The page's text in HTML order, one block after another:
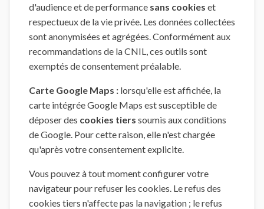
d'audience et de performance sans cookies et
respectueux de la vie privée. Les données collectées
sont anonymisées et agrégées. Conformément aux
recommandations de la CNIL, ces outils sont
exemptés de consentement préalable.
Carte Google Maps : lorsqu'elle est affichée, la
carte intégrée Google Maps est susceptible de
déposer des cookies tiers soumis aux conditions
de Google. Pour cette raison, elle n'est chargée
qu'après votre consentement explicite.
Vous pouvez à tout moment configurer votre
navigateur pour refuser les cookies. Le refus des
cookies tiers n'affecte pas la navigation ; le refus